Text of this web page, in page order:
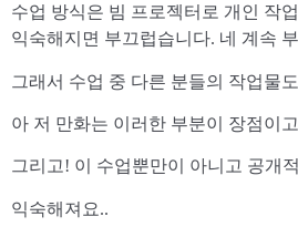
수업 방식은 빔 프로젝터로 개인 작
익숙해지면 부끄럽습니다. 네 계속
그래서 수업 중 다른 분들의 작업물
아 저 만화는 이러한 부분이 장점이
그리고! 이 수업뿐만이 아니고 공개
익숙해져요..